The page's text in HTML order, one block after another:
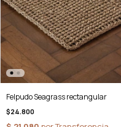
Felpudo Seagrass rectangular
$24.800